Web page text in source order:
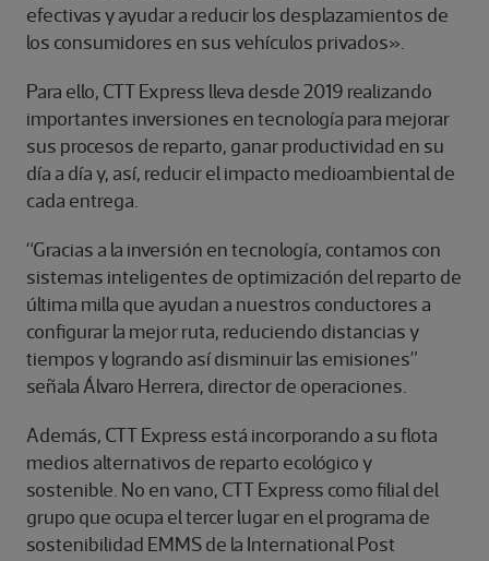
efectivas y ayudar a reducir los desplazamientos de
los consumidores en sus vehículos privados».
Para ello, CTT Express lleva desde 2019 realizando
importantes inversiones en tecnología para mejorar
sus procesos de reparto, ganar productividad en su
día a día y, así, reducir el impacto medioambiental de
cada entrega.
“Gracias a la inversión en tecnología, contamos con
sistemas inteligentes de optimización del reparto de
última milla que ayudan a nuestros conductores a
configurar la mejor ruta, reduciendo distancias y
tiempos y logrando así disminuir las emisiones”
señala Álvaro Herrera, director de operaciones.
Además, CTT Express está incorporando a su flota
medios alternativos de reparto ecológico y
sostenible. No en vano, CTT Express como filial del
grupo que ocupa el tercer lugar en el programa de
sostenibilidad EMMS de la International Post